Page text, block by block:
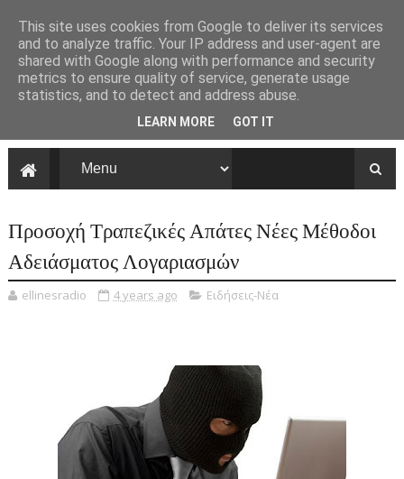
Προσοχή Τραπεζικές Απάτες Νέες Μέθοδοι
Αδειάσματος Λογαριασμών
ellinesradio 4 years ago Ειδήσεις-Νέα
This site uses cookies from Google to deliver its services
and to analyze traffic. Your IP address and user-agent are
shared with Google along with performance and security
metrics to ensure quality of service, generate usage
statistics, and to detect and address abuse.
LEARN MORE GOT IT